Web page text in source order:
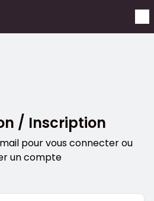
/ Inscription
pour vous connecter ou
un compte